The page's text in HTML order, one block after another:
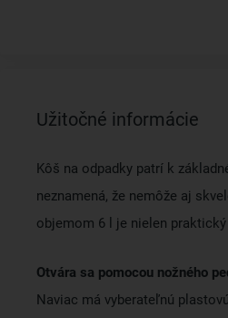
Užitočné informácie
Kôš na odpadky patrí k
neznamená, že nemôže aj
objemom 6 l je nielen
Otvára sa pomocou nožného
Naviac má vyberateľnú